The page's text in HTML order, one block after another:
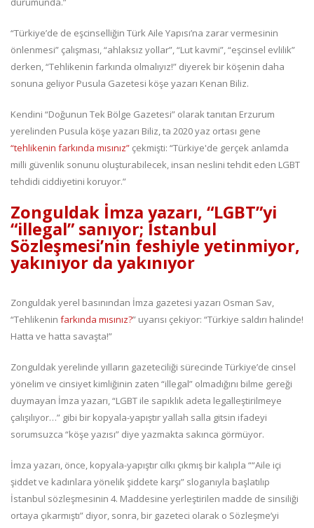
“Türkiye’de de eşcinselliğin Türk Aile Yapısı’na zarar vermesinin
önlenmesi” çalışması, “ahlaksız yollar”, “Lut kavmi”, “eşcinsel evlilik”
derken, “Tehlikenin farkında olmalıyız!” diyerek bir köşenin daha
sonuna geliyor Pusula Gazetesi köşe yazarı Kenan Biliz.
Kendini “Doğunun Tek Bölge Gazetesi” olarak tanıtan Erzurum
yerelinden Pusula köşe yazarı Biliz, ta 2020 yaz ortası gene
“tehlikenin farkında mısınız” çekmişti: “Türkiye'de gerçek anlamda
milli güvenlik sonunu oluşturabilecek, insan neslini tehdit eden LGBT
tehdidi ciddiyetini koruyor.”
Zonguldak İmza yazarı, “LGBT”yi
“illegal” sanıyor; İstanbul
Sözleşmesi’nin feshiyle yetinmiyor,
yakınıyor da yakınıyor
Zonguldak yerel basınından İmza gazetesi yazarı Osman Sav,
“Tehlikenin farkında mısınız?” uyarısı çekiyor: “Türkiye saldırı halinde!
Hatta ve hatta savaşta!”
Zonguldak yerelinde yılların gazeteciliği sürecinde Türkiye’de cinsel
yönelim ve cinsiyet kimliğinin zaten “illegal” olmadığını bilme gereği
duymayan İmza yazarı, “LGBT ile sapıklık adeta legalleştirilmeye
çalışılıyor…” gibi bir kopyala-yapıştır yallah salla gitsin ifadeyi
sorumsuzca “köşe yazısı” diye yazmakta sakınca görmüyor.
İmza yazarı, önce, kopyala-yapıştır cılkı çıkmış bir kalıpla ““Aile içi
şiddet ve kadınlara yönelik şiddete karşı” sloganıyla başlatılıp
İstanbul sözleşmesinin 4. Maddesine yerleştirilen madde de sinsiliği
ortaya çıkarmıştı” diyor, sonra, bir gazeteci olarak o Sözleşme’yi